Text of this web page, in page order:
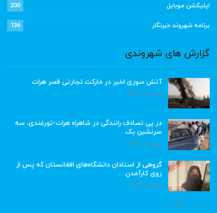
اپلیکشن موبایل 200
برنامه شهروند خبرنگار 136
گزارش های شهروندی
آتش سوزی اخیر در مارکت تجارتی قصر هرات
ژوئن 22, 2023
در پی تصادف رانندگی در شاهراه هرات-تورغندی، سه
سرنشین یک…
ژوئن 15, 2023
گروهی از استادان دانشگاه‌های افغانستان که پس از
روی کارآمدن…
ژوئن 6, 2023
قبلی بعد